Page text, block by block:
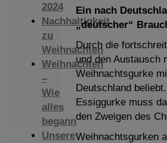
2024
Nachhaltigkeit
zu
Weihnachten
Weihnachten
–
Wie
alles
begann
Unsere
Ein nach
„deutscher“
Durch die
und den Austausch
Weihnachtsgurke
Deutschland
Essiggurke muss
den Zweigen des
Weihnachtsgurken